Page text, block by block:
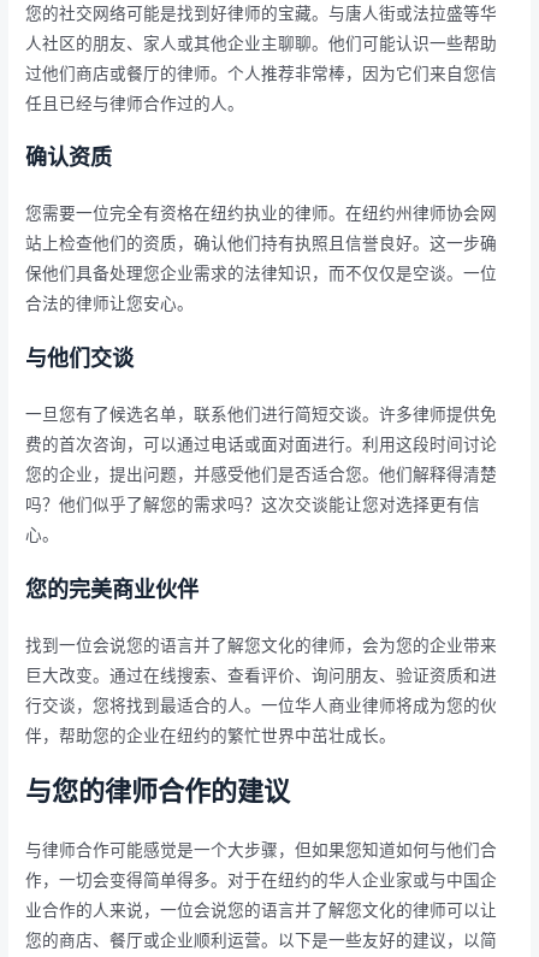
您的社交网络可能是找到好律师的宝藏。与唐人街或法拉盛等华
人社区的朋友、家人或其他企业主聊聊。他们可能认识一些帮助
过他们商店或餐厅的律师。个人推荐非常棒，因为它们来自您信
任且已经与律师合作过的人。
确认资质
您需要一位完全有资格在纽约执业的律师。在纽约州律师协会网
站上检查他们的资质，确认他们持有执照且信誉良好。这一步确
保他们具备处理您企业需求的法律知识，而不仅仅是空谈。一位
合法的律师让您安心。
与他们交谈
一旦您有了候选名单，联系他们进行简短交谈。许多律师提供免
费的首次咨询，可以通过电话或面对面进行。利用这段时间讨论
您的企业，提出问题，并感受他们是否适合您。他们解释得清楚
吗？他们似乎了解您的需求吗？这次交谈能让您对选择更有信
心。
您的完美商业伙伴
找到一位会说您的语言并了解您文化的律师，会为您的企业带来
巨大改变。通过在线搜索、查看评价、询问朋友、验证资质和进
行交谈，您将找到最适合的人。一位华人商业律师将成为您的伙
伴，帮助您的企业在纽约的繁忙世界中茁壮成长。
与您的律师合作的建议
与律师合作可能感觉是一个大步骤，但如果您知道如何与他们合
作，一切会变得简单得多。对于在纽约的华人企业家或与中国企
业合作的人来说，一位会说您的语言并了解您文化的律师可以让
您的商店、餐厅或企业顺利运营。以下是一些友好的建议，以简